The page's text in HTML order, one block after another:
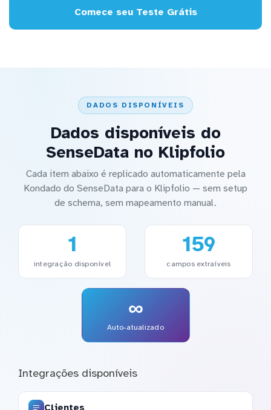
Comece seu Teste Grátis
DADOS DISPONÍVEIS
Dados disponíveis do
SenseData no Klipfolio
Cada item abaixo é replicado automaticamente pela
Kondado do SenseData para o Klipfolio — sem setup
de schema, sem mapeamento manual.
1
integração disponível
159
campos extraíveis
∞
Auto-atualizado
Integrações disponíveis
Clientes